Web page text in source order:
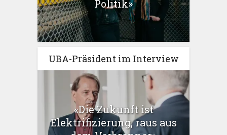
Politik»
UBA-Präsident im Interview
«Die Zukunft ist
Elektrifizierung, raus aus